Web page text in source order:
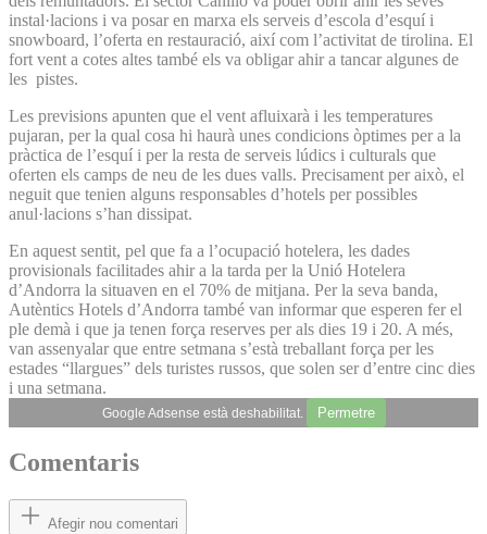
instal·lacions i va posar en marxa els serveis d’escola d’esquí i
snowboard, l’oferta en restauració, així com l’activitat de tirolina. El
fort vent a cotes altes també els va obligar ahir a tancar algunes de
les pistes.
Les previsions apunten que el vent afluixarà i les temperatures
pujaran, per la qual cosa hi haurà unes condicions òptimes per a la
pràctica de l’esquí i per la resta de serveis lúdics i culturals que
oferten els camps de neu de les dues valls. Precisament per això, el
neguit que tenien alguns responsables d’hotels per possibles
anul·lacions s’han dissipat.
En aquest sentit, pel que fa a l’ocupació hotelera, les dades
provisionals facilitades ahir a la tarda per la Unió Hotelera
d’Andorra la situaven en el 70% de mitjana. Per la seva banda,
Autèntics Hotels d’Andorra també van informar que esperen fer el
ple demà i que ja tenen força reserves per als dies 19 i 20. A més,
van assenyalar que entre setmana s’està treballant força per les
estades “llargues” dels turistes russos, que solen ser d’entre cinc dies
i una setmana.
Google Adsense està deshabilitat. Permetre
Comentaris
Afegir nou comentari